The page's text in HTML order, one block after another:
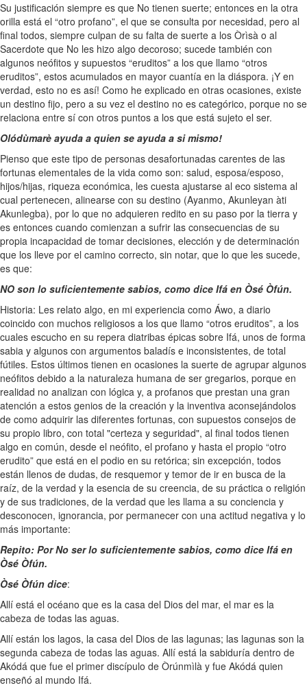
Su justificación siempre es que No tienen suerte; entonces en la otra
orilla está el “otro profano”, el que se consulta por necesidad, pero al
final todos, siempre culpan de su falta de suerte a los Òrìsà o al
Sacerdote que No les hizo algo decoroso; sucede también con
algunos neófitos y supuestos “eruditos” a los que llamo “otros
eruditos”, estos acumulados en mayor cuantía en la diáspora. ¡Y en
verdad, esto no es así! Como he explicado en otras ocasiones, existe
un destino fijo, pero a su vez el destino no es categórico, porque no se
relaciona entre sí con otros puntos a los que está sujeto el ser.
Olódùmarè ayuda a quien se ayuda a si mismo!
Pienso que este tipo de personas desafortunadas carentes de las
fortunas elementales de la vida como son: salud, esposa/esposo,
hijos/hijas, riqueza económica, les cuesta ajustarse al eco sistema al
cual pertenecen, alinearse con su destino (Ayanmo, Akunleyan àti
Akunlegba), por lo que no adquieren redito en su paso por la tierra y
es entonces cuando comienzan a sufrir las consecuencias de su
propia incapacidad de tomar decisiones, elección y de determinación
que los lleve por el camino correcto, sin notar, que lo que les sucede,
es que:
NO son lo suficientemente sabios, como dice Ifá en Òsé Òfún.
Historia: Les relato algo, en mi experiencia como Áwo, a diario
coincido con muchos religiosos a los que llamo “otros eruditos”, a los
cuales escucho en su repera diatribas épicas sobre Ifá, unos de forma
sabia y algunos con argumentos baladís e inconsistentes, de total
fútiles. Estos últimos tienen en ocasiones la suerte de agrupar algunos
neófitos debido a la naturaleza humana de ser gregarios, porque en
realidad no analizan con lógica y, a profanos que prestan una gran
atención a estos genios de la creación y la inventiva aconsejándolos
de como adquirir las diferentes fortunas, con supuestos consejos de
su propio libro, con total "certeza y seguridad", al final todos tienen
algo en común, desde el neófito, el profano y hasta el propio “otro
erudito” que está en el podio en su retórica; sin excepción, todos
están llenos de dudas, de resquemor y temor de ir en busca de la
raíz, de la verdad y la esencia de su creencia, de su práctica o religión
y de sus tradiciones, de la verdad que les llama a su conciencia y
desconocen, ignorancia, por permanecer con una actitud negativa y lo
más importante:
Repito: Por No ser lo suficientemente sabios, como dice Ifá en
Òsé Òfún.
Òsé Òfún dice:
Allí está el océano que es la casa del Dios del mar, el mar es la
cabeza de todas las aguas.
Allí están los lagos, la casa del Dios de las lagunas; las lagunas son la
segunda cabeza de todas las aguas. Allí está la sabiduría dentro de
Akódá que fue el primer discípulo de Òrúnmìlà y fue Akódá quien
enseñó al mundo Ifá.